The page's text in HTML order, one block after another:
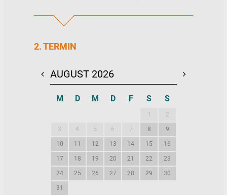
2. TERMIN
AUGUST 2026
M D M D F S S
1 2
3 4 5 6 7 8 9
10 11 12 13 14 15 16
17 18 19 20 21 22 23
24 25 26 27 28 29 30
31